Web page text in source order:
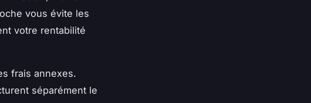
vous évite les
votre rentabilité
frais annexes.
séparément le